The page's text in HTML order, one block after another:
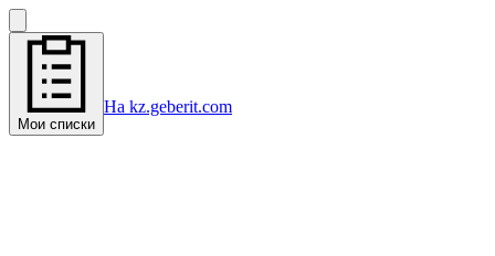
Мои списки
На kz.geberit.com